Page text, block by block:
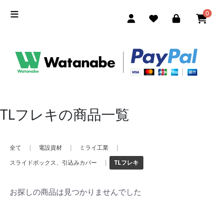
0
TLフレキの商品一覧
全て | 電設資材 | ミライ工業
|
スライドボックス、引込みカバー
| TLフレキ
お探しの商品は見つかりませんでした